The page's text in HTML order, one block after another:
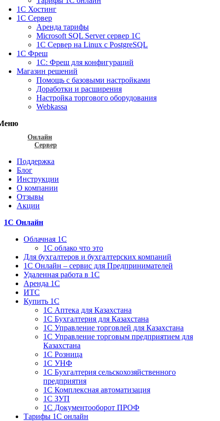
1С Хостинг
1С Сервер
Аренда тарифы
Microsoft SQL Server сервер 1С
1С Сервер на Linux c PostgreSQL
1С Фреш
1С: Фреш для конфигураций
Магазин решений
Помощь с базовыми настройками
Доработки и расширения
Настройка торгового оборудования
Webkassa
Онлайн
Сервер
Поддержка
Блог
Инструкции
О компании
Отзывы
Акции
1С Онлайн
Облачная 1С
1C облако что это
Для бухгалтеров и бухгалтерских компаний
1C Онлайн – сервис для Предпринимателей
Удаленная работа в 1С
Аренда 1С
ИТС
Купить 1С
1С Аптека для Казахстана
1С Бухгалтерия для Казахстана
1С Управление торговлей для Казахстана
1С Управление торговым предприятием для
Казахстана
1С Розница
1С УНФ
1С Бухгалтерия сельскохозяйственного
предприятия
1С Комплексная автоматизация
1С ЗУП
1С Документооборот ПРОФ
Тарифы 1С онлайн